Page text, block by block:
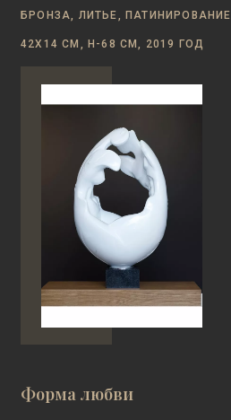
БРОНЗА, ЛИТЬЕ, ПАТИНИРОВАНИЕ
42Х14 СМ, Н-68 СМ, 2019 ГОД
Форма любви